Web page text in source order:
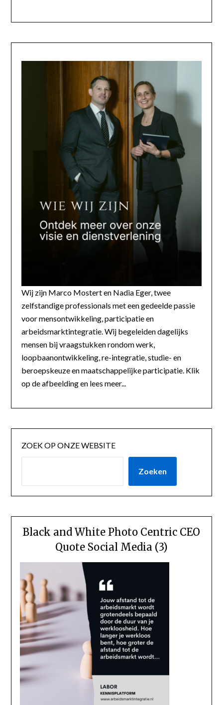
Wij zijn Marco Mostert en Nadia Eger, twee
zelfstandige professionals met een gedeelde passie
voor mensontwikkeling, participatie en
arbeidsmarktintegratie. Wij begeleiden dagelijks
mensen bij vraagstukken rondom werk,
loopbaanontwikkeling, re-integratie, studie- en
beroepskeuze en maatschappelijke participatie. Klik
op de afbeelding en lees meer...
ZOEK OP ONZE WEBSITE
Zoeken
Black and White Photo Centric CEO
Quote Social Media (3)